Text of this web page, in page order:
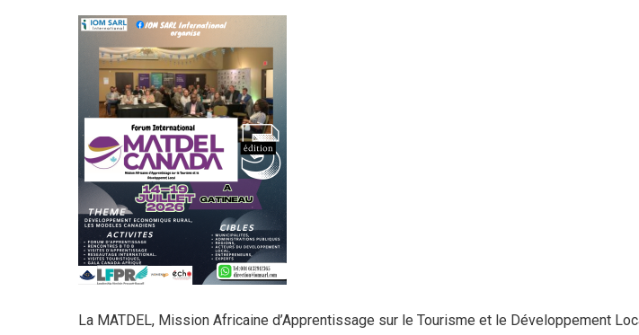
La MATDEL, Mission Africaine d’Apprentissage sur le Tourisme et le Développement